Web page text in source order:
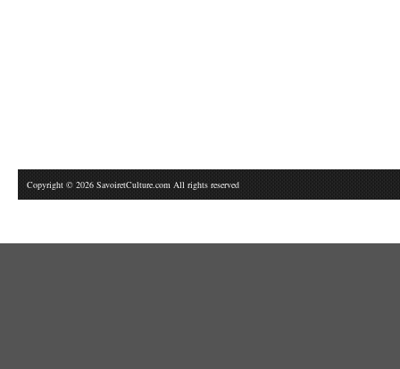
Copyright © 2026 SavoiretCulture.com All rights reserved